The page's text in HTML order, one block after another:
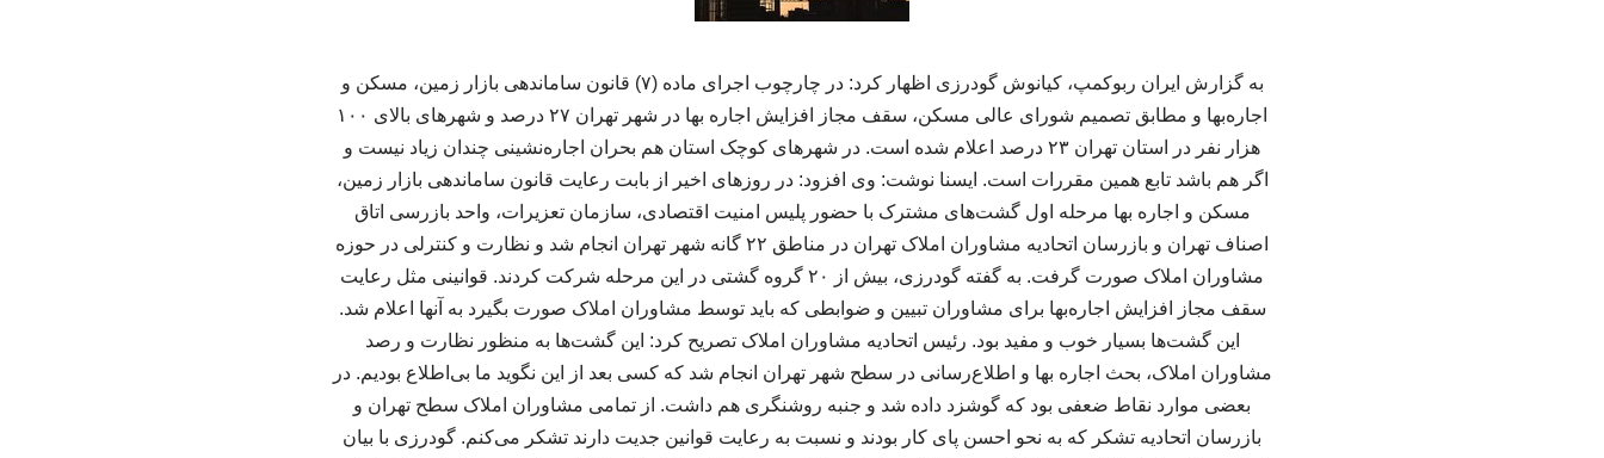
به گزارش ایران ربوکمپ، کیانوش گودرزی اظهار کرد: در چارچوب اجرای ماده (۷) قانون ساماندهی بازار زمین، مسکن و
اجاره‌بها و مطابق تصمیم شورای عالی مسکن، سقف مجاز افزایش اجاره بها در شهر تهران ۲۷ درصد و شهرهای بالای ۱۰۰
هزار نفر در استان تهران ۲۳ درصد اعلام شده است. در شهرهای کوچک استان هم بحران اجاره‌نشینی چندان زیاد نیست و
اگر هم باشد تابع همین مقررات است. ایسنا نوشت: وی افزود: در روزهای اخیر از بابت رعایت قانون ساماندهی بازار زمین،
مسکن و اجاره بها مرحله اول گشت‌های مشترک با حضور پلیس امنیت اقتصادی، سازمان تعزیرات، واحد بازرسی اتاق
اصناف تهران و بازرسان اتحادیه مشاوران املاک تهران در مناطق ۲۲ گانه شهر تهران انجام شد و نظارت و کنترلی در حوزه
مشاوران املاک صورت گرفت. به گفته گودرزی، بیش از ۲۰ گروه گشتی در این مرحله شرکت کردند. قوانینی مثل رعایت
سقف مجاز افزایش اجاره‌بها برای مشاوران تبیین و ضوابطی که باید توسط مشاوران املاک صورت بگیرد به آنها اعلام شد.
این گشت‌ها بسیار خوب و مفید بود. رئیس اتحادیه مشاوران املاک تصریح کرد: این گشت‌ها به منظور نظارت و رصد
مشاوران املاک، بحث اجاره بها و اطلاع‌رسانی در سطح شهر تهران انجام شد که کسی بعد از این نگوید ما بی‌اطلاع بودیم. در
بعضی موارد نقاط ضعفی بود که گوشزد داده شد و جنبه روشنگری هم داشت. از تمامی مشاوران املاک سطح تهران و
بازرسان اتحادیه تشکر که به نحو احسن پای کار بودند و نسبت به رعایت قوانین جدیت دارند تشکر می‌کنم. گودرزی با بیان